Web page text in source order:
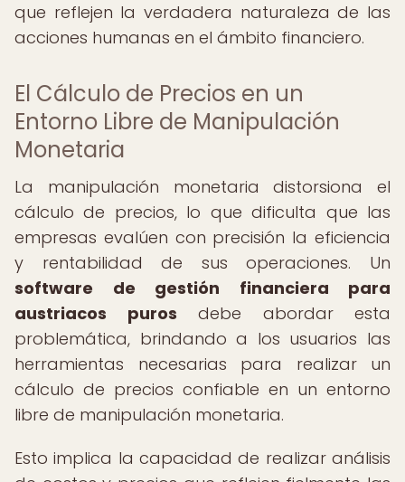
que reflejen la verdadera naturaleza de las
acciones humanas en el ámbito financiero.
El Cálculo de Precios en un
Entorno Libre de Manipulación
Monetaria
La manipulación monetaria distorsiona el
cálculo de precios, lo que dificulta que las
empresas evalúen con precisión la eficiencia
y rentabilidad de sus operaciones. Un
software de gestión financiera para
austriacos puros debe abordar esta
problemática, brindando a los usuarios las
herramientas necesarias para realizar un
cálculo de precios confiable en un entorno
libre de manipulación monetaria.
Esto implica la capacidad de realizar análisis